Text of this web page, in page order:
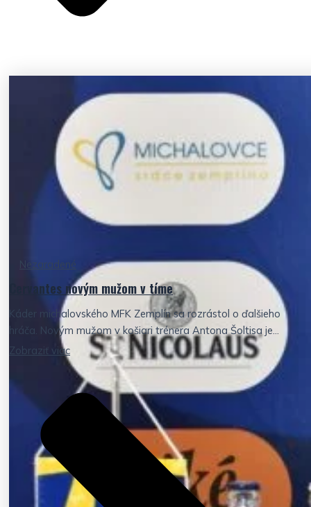
Nezaradené
Cervantes novým mužom v tíme
Káder michalovského MFK Zemplín sa rozrástol o ďalšieho
hráča. Novým mužom v košiari trénera Antona Šoltisa je...
Zobraziť viac